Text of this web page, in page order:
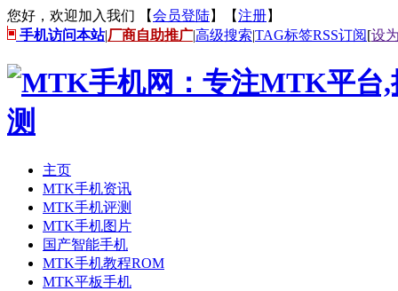
您好，欢迎加入我们 【会员登陆】【注册】
手机访问本站|厂商自助推广|高级搜索|TAG标签RSS订阅[设
主页
MTK手机资讯
MTK手机评测
MTK手机图片
国产智能手机
MTK手机教程ROM
MTK平板手机